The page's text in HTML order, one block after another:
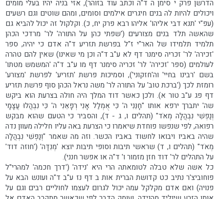
הדרשן פרק י סימן ה ד"ה וכתב עוד בזוהר), אזי בניה יהיו בעלי מומים
ויכולים להיות לה בנים חיגרים אילמים וסומים, ומהם שוטים וגם רשעים
(עפ"י 'תנא דבי אליהו' אליהו רבא פרק יח, כ). וקלקול זה יכול להביא גם
שהאשה תלד בנים מצורעים ('שפתי כהן על התורה' לר' מרדכי הכהן
תלמיד תלמידו של האר"י ז"ל בפרשת תזריע ד"ה אדם כי יהיה, ספר
'זכירה' לר' זכריה סימנר דף לא ע"ב ד"ה וכן מי שאינו) שאין להם טהרה
לעולמים (ספר 'זכירה' לר' זכריה סימנר דף מו ע"ב ד"ה 'המשמש מטתו'
בשם 'רבינו בחיי' וה'חזקוני'), וסמיכות פרשת 'תזריע' לפרשת 'מצורע'
רומזת לכך ('ברכת טוב' על התורה לר' משה נראל הכהן סוף פרשת תזריע
דף פג ע"ב טור א). ולכן כאשר דוד המלך היה חולה בצרעת הוא ביקש
שה' יתברך ירפא אותו "חָנֵּנִי ה' כִּי אֻמְלַל אָנִי רְפָאֵנִי ה' כִּי נִבְהֲלוּ עֲצָמָי
וְנַפְשִׁי נִבְהֲלָה מְאֹד" (תהלים ו, ג - ד), והסביר כי הטעם שהוא מבקש
רפואה, לפי שנפשו פוחדת שיאמרו כי הצרעת באה עליו חלילה מעוון נדה
שהיה באביו ויבואו לחשוד באביו הכשר. וזה מה שאמר "וְנַפְשִׁי נִבְהֲלָה
מְאֹד" (תהלים ו, ד) שראשי תיבות וסופי תיבות יוצא 'מְנִדָּה' ('חוזה דוד'
על התהלים לר' דוד חזן מזמור ו' ד"ה או אפשר חנני).
כל אשה שלא טבלה לטומאתה הרי היא 'נידה' ('דרך חכמה' למהרי"ל
פוחוביצ'ר נתיב כט קדושת הברית אות ב דף נז ע"ב ד"ה ועונש הבא על
פנויה) ואם אדם מקלקל עמה יכול לגרום לעצמו לחוליים רבים וגם על